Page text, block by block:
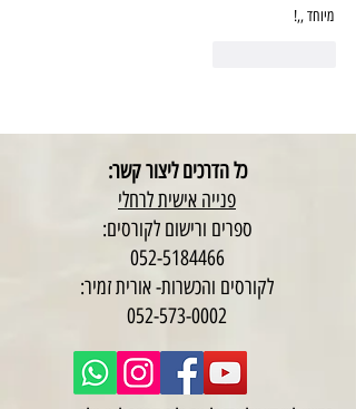
מיוחד ,,!
כל הדרכים ליצור קשר:
פנייה אישית לרחלי
ספרים ורישום לקורסים:
052-5184466
לקורסים והכשרות- אורית זמיר:
052-573-0002